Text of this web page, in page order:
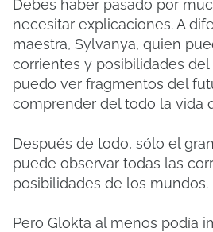
Debes haber pasado por
necesitar explicaciones. A
maestra, Sylvanya, quien
corrientes y posibilidades
puedo ver fragmentos del
comprender del todo la vida
Después de todo, sólo el
puede observar todas las
posibilidades de los mundos.
Pero Glokta al menos podía